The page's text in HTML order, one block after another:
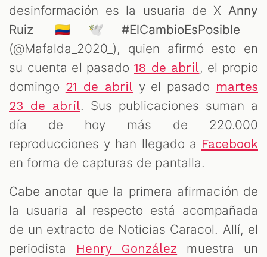
desinformación es la usuaria de X Anny
Ruiz 🇨🇴🕊#ElCambioEsPosible
(@Mafalda_2020_), quien afirmó esto en
su cuenta el pasado 18 de abril, el propio
domingo 21 de abril y el pasado martes
23 de abril. Sus publicaciones suman a
día de hoy más de 220.000
reproducciones y han llegado a Facebook
en forma de capturas de pantalla.
Cabe anotar que la primera afirmación de
la usuaria al respecto está acompañada
de un extracto de Noticias Caracol. Allí, el
periodista
Henry González muestra un